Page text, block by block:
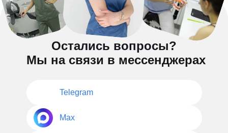
Остались вопросы?
Мы на связи в мессенджерах
Telegram
Max